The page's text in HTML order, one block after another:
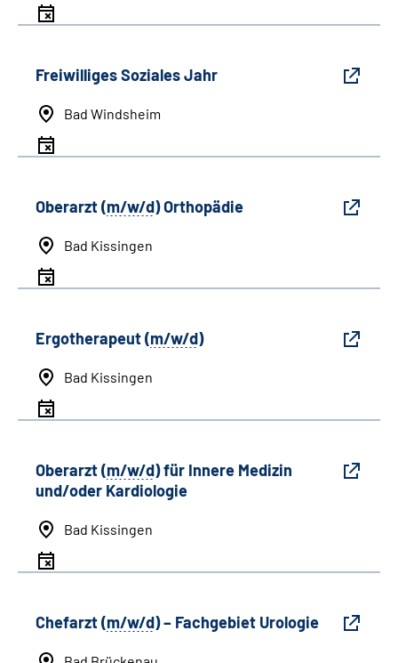
Freiwilliges Soziales Jahr
Bad Windsheim
Oberarzt (m/w/d) Orthopädie
Bad Kissingen
Ergotherapeut (m/w/d)
Bad Kissingen
Oberarzt (m/w/d) für Innere Medizin
und/oder Kardiologie
Bad Kissingen
Chefarzt (m/w/d) – Fachgebiet Urologie